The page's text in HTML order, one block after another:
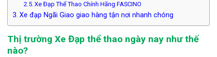
Xe Đạp Thể Thao Chính Hãng FASCINO
Xe đạp Ngãi Giao giao hàng tận nơi nhanh chóng
Thị trường Xe Đạp thể thao ngày nay như thế
nào?